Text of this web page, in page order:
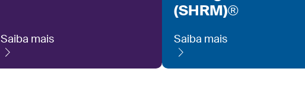
Saiba mais
(SHRM)®
Saiba mais